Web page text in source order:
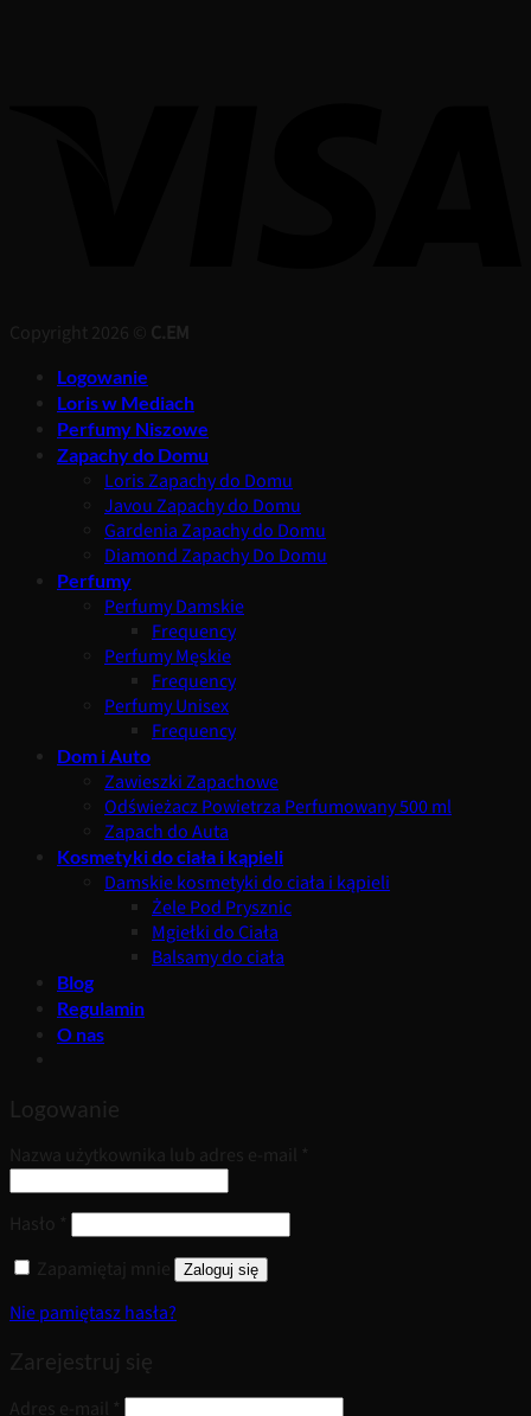
Copyright 2026 © C.EM
Logowanie
Loris w Mediach
Perfumy Niszowe
Zapachy do Domu
Loris Zapachy do Domu
Javou Zapachy do Domu
Gardenia Zapachy do Domu
Diamond Zapachy Do Domu
Perfumy
Perfumy Damskie
Frequency
Perfumy Męskie
Frequency
Perfumy Unisex
Frequency
Dom i Auto
Zawieszki Zapachowe
Odświeżacz Powietrza Perfumowany 500 ml
Zapach do Auta
Kosmetyki do ciała i kąpieli
Damskie kosmetyki do ciała i kąpieli
Żele Pod Prysznic
Mgiełki do Ciała
Balsamy do ciała
Blog
Regulamin
O nas
Logowanie
Nazwa użytkownika lub adres e-mail
Hasło
Zapamiętaj mnie
Zaloguj się
Nie pamiętasz hasła?
Zarejestruj się
Adres e-mail